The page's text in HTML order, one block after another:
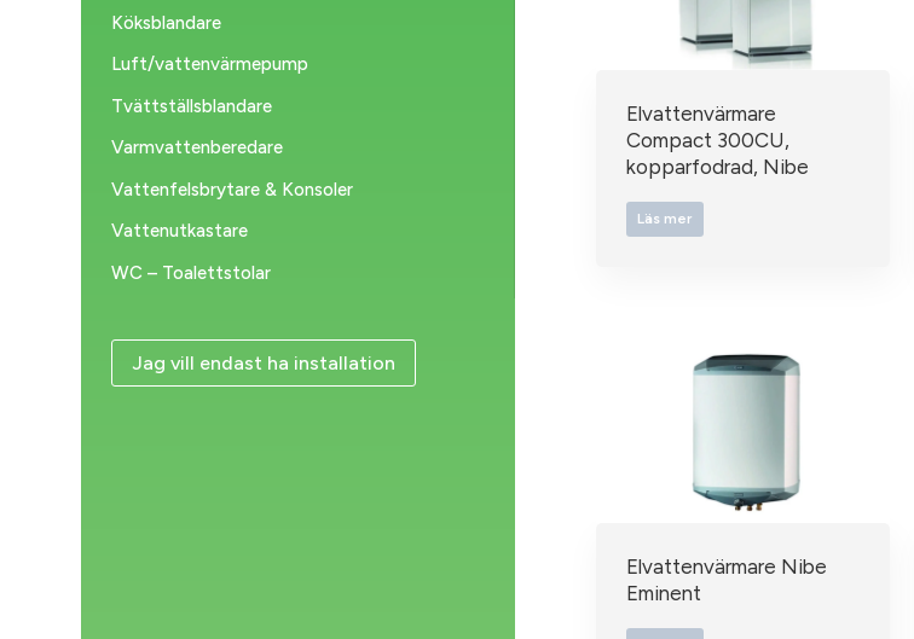
Köksblandare
Luft/vattenvärmepump
Tvättställsblandare
Varmvattenberedare
Vattenfelsbrytare & Konsoler
Vattenutkastare
WC – Toalettstolar
Jag vill endast ha installation
Elvattenvärmare
Compact 300CU,
kopparfodrad, Nibe
Läs mer
Elvattenvärmare Nibe
Eminent